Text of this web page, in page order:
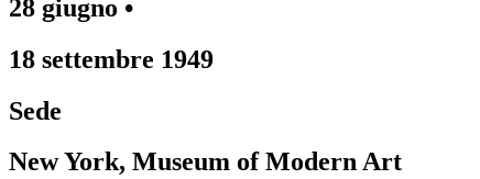
28 giugno •
18 settembre 1949
Sede
New York, Museum of Modern Art